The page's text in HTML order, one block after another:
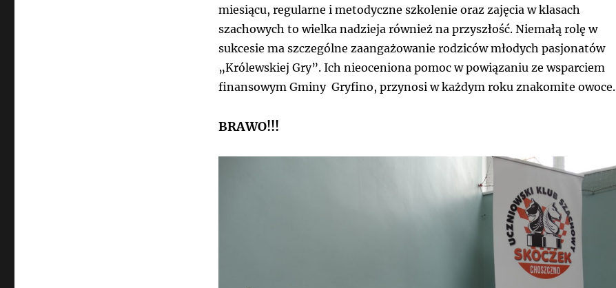
miesiącu, regularne i metodyczne szkolenie oraz zajęcia w klasach
szachowych to wielka nadzieja również na przyszłość. Niemałą rolę w
sukcesie ma szczególne zaangażowanie rodziców młodych pasjonatów
„Królewskiej Gry”. Ich nieoceniona pomoc w powiązaniu ze wsparciem
finansowym Gminy Gryfino, przynosi w każdym roku znakomite owoce.
BRAWO!!!